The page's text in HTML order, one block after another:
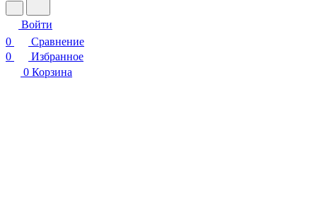
Войти
0
Сравнение
0
Избранное
0 Корзина